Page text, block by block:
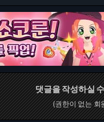
댓글을 작성하실
(권한이 없는 회